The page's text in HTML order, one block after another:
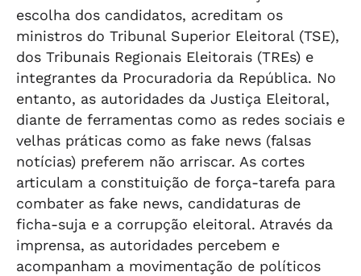
escolha dos candidatos, acreditam os
ministros do Tribunal Superior Eleitoral (TSE),
dos Tribunais Regionais Eleitorais (TREs) e
integrantes da Procuradoria da República. No
entanto, as autoridades da Justiça Eleitoral,
diante de ferramentas como as redes sociais e
velhas práticas como as fake news (falsas
notícias) preferem não arriscar. As cortes
articulam a constituição de força-tarefa para
combater as fake news, candidaturas de
ficha-suja e a corrupção eleitoral. Através da
imprensa, as autoridades percebem e
acompanham a movimentação de políticos